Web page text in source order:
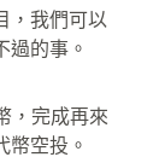
，我們可以
過的事。
，完成再來
幣空投。